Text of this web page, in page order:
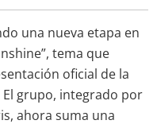
una nueva etapa en
tema que
oficial de la
grupo, integrado por
ahora suma una